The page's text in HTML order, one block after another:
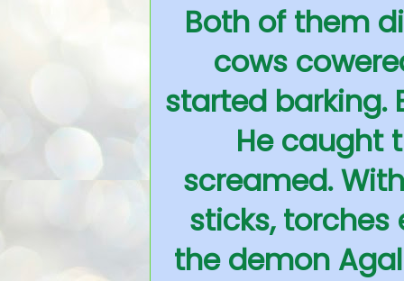
Both of them
cows
started barking.
He caught
screamed.
sticks, torches
the demon